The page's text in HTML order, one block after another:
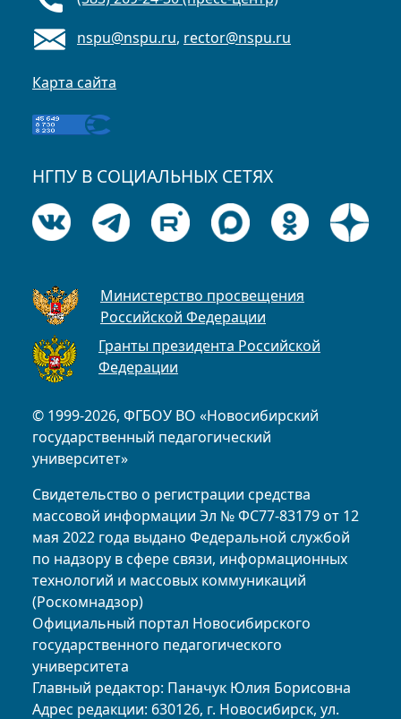
© 1999-2026, ФГБОУ ВО «Новосибирский
государственный педагогический
университет»
Свидетельство о регистрации средства
массовой информации Эл № ФС77-83179 от 12
мая 2022 года выдано Федеральной службой
по надзору в сфере связи, информационных
технологий и массовых коммуникаций
(Роскомнадзор)
Официальный портал Новосибирского
государственного педагогического
университета
Главный редактор: Паначук Юлия Борисовна
Адрес редакции: 630126, г. Новосибирск, ул.
nspu@nspu.ru, rector@nspu.ru
Карта сайта
НГПУ В СОЦИАЛЬНЫХ СЕТЯХ
Министерство просвещения
Российской Федерации
Гранты президента Российской
Федерации